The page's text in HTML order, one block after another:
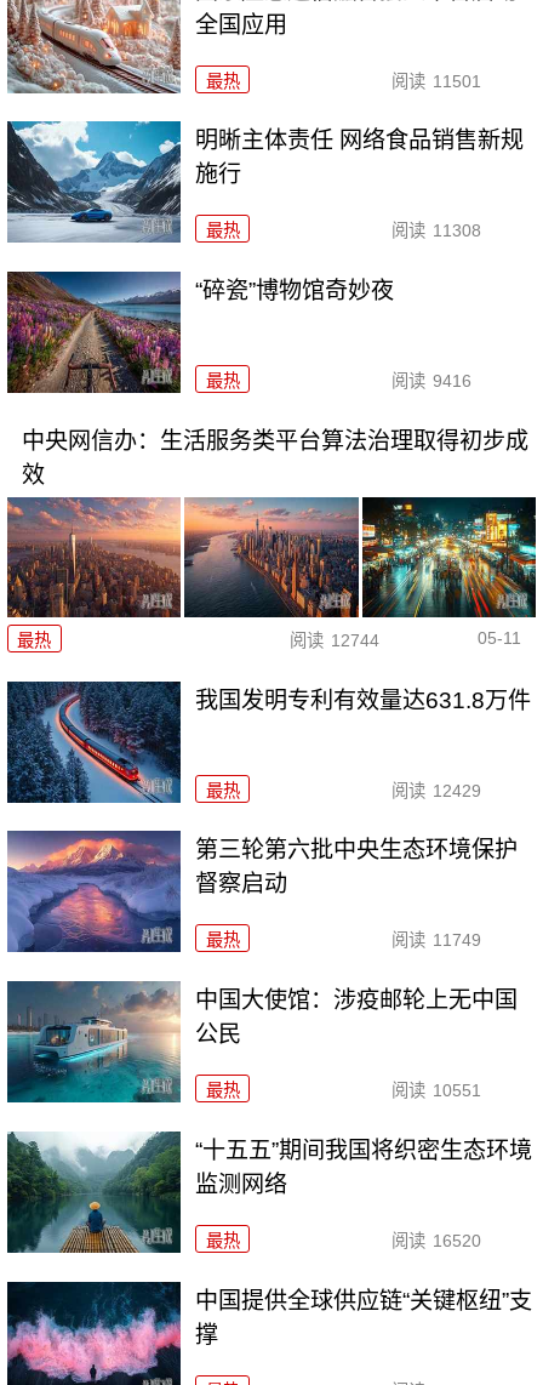
全国应用
最热 阅读 11501
明晰主体责任 网络食品销售新规
施行
最热 阅读 11308
“碎瓷”博物馆奇妙夜
最热 阅读 9416
中央网信办：生活服务类平台算法治理取得初步成
效
最热 阅读 12744 05-11
我国发明专利有效量达631.8万件
最热 阅读 12429
第三轮第六批中央生态环境保护
督察启动
最热 阅读 11749
中国大使馆：涉疫邮轮上无中国
公民
最热 阅读 10551
“十五五”期间我国将织密生态环境
监测网络
最热 阅读 16520
中国提供全球供应链“关键枢纽”支
撑